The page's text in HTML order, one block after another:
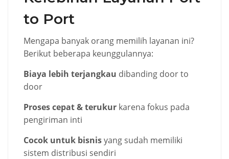
to Port
Mengapa banyak orang memilih layanan ini?
Berikut beberapa keunggulannya:
Biaya lebih terjangkau dibanding door to
door
Proses cepat & terukur karena fokus pada
pengiriman inti
Cocok untuk bisnisyang sudah memiliki
sistem distribusi sendiri